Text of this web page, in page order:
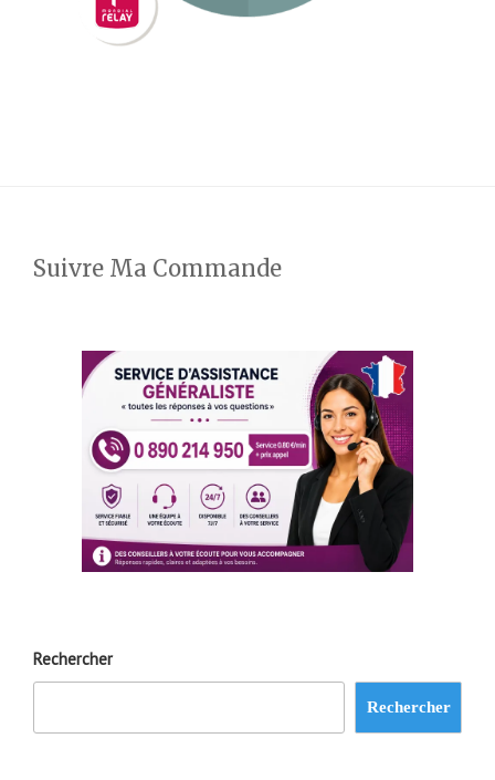
Suivre Ma Commande
Rechercher
Rechercher